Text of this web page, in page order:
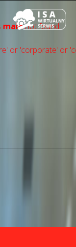
mainnot found.
or 'сorporate' or